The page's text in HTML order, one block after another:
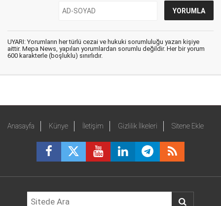
UYARI: Yorumların her türlü cezai ve hukuki sorumluluğu yazan kişiye
aittir. Mepa News, yapılan yorumlardan sorumlu değildir. Her bir yorum
600 karakterle (boşluklu) sınırlıdır.
Anasayfa Künye İletişim Gizlilik İlkeleri Sitene Ekle